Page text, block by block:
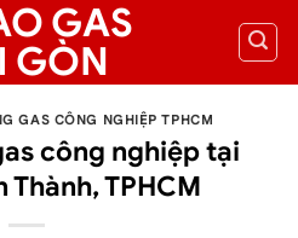
GAS CÔNG NGHIỆP TPHCM
công nghiệp tại
Thành, TPHCM